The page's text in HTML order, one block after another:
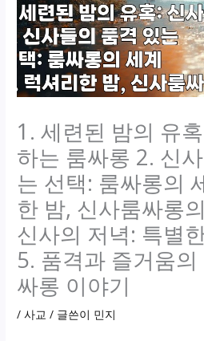
1. 세련된 밤의 유
하는 룸싸롱 2. 신
는 선택: 룸싸롱의
한 밤, 신사룸싸롱
신사의 저녁: 특별
5. 품격과 즐거움
싸롱 이야기
/사교 / 글쓴이 민지